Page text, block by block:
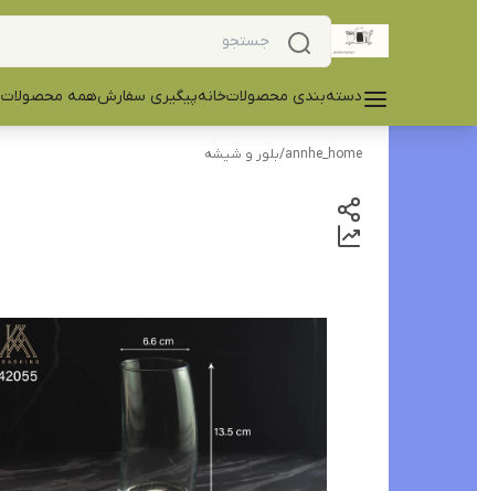
دسته‌بندی محصولاتخانهپیگیری سفارشهمه محصولات
annhe_home
/بلور و شیشه